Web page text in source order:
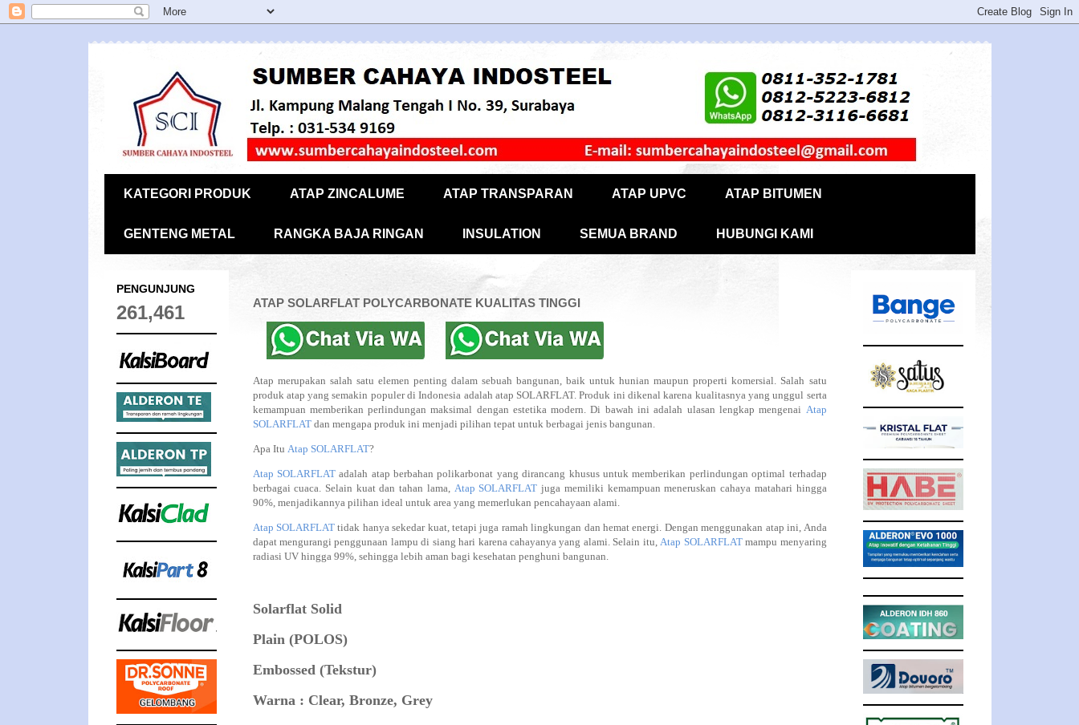
KATEGORI PRODUK ATAP ZINCALUME ATAP TRANSPARAN ATAP UPVC ATAP BITUMEN
GENTENG METAL RANGKA BAJA RINGAN INSULATION SEMUA BRAND HUBUNGI KAMI
ATAP SOLARFLAT POLYCARBONATE KUALITAS TINGGI
Atap merupakan salah satu elemen penting dalam sebuah bangunan, baik untuk hunian maupun properti komersial. Salah satu
produk atap yang semakin populer di Indonesia adalah atap SOLARFLAT. Produk ini dikenal karena kualitasnya yang unggul serta
kemampuan memberikan perlindungan maksimal dengan estetika modern. Di bawah ini adalah ulasan lengkap mengenai Atap
SOLARFLATdan mengapa produk ini menjadi pilihan tepat untuk berbagai jenis bangunan.
Apa Itu Atap SOLARFLAT?
Atap SOLARFLATadalah atap berbahan polikarbonat yang dirancang khusus untuk memberikan perlindungan optimal terhadap
berbagai cuaca. Selain kuat dan tahan lama, Atap SOLARFLAT juga memiliki kemampuan meneruskan cahaya matahari hingga
90%, menjadikannya pilihan ideal untuk area yang memerlukan pencahayaan alami.
Atap SOLARFLATtidak hanya sekedar kuat, tetapi juga ramah lingkungan dan hemat energi. Dengan menggunakan atap ini, Anda
dapat mengurangi penggunaan lampu di siang hari karena cahayanya yang alami. Selain itu,Atap SOLARFLATmampu menyaring
radiasi UV hingga 99%, sehingga lebih aman bagi kesehatan penghuni bangunan.
Solarflat Solid
Plain (POLOS)
Embossed (Tekstur)
Warna : Clear, Bronze, Grey
PENGUNJUNG
261,461